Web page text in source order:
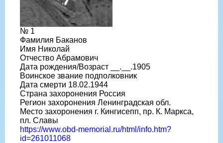
№ 1
Фамилия Баканов
Имя Николай
Отчество Абрамович
Дата рождения/Возраст __.__.1905
Воинское звание подполковник
Дата смерти 18.02.1944
Страна захоронения Россия
Регион захоронения Ленинградская обл.
Место захоронения г. Кингисепп, пр. К. Маркса,
пл. Славы
https://www.obd-memorial.ru/html/info.htm?
id=261011068